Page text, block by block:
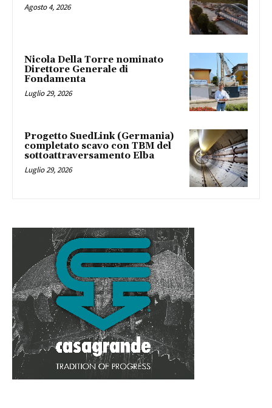
Agosto 4, 2026
Nicola Della Torre nominato
Direttore Generale di
Fondamenta
Luglio 29, 2026
Progetto SuedLink (Germania)
completato scavo con TBM del
sottoattraversamento Elba
Luglio 29, 2026